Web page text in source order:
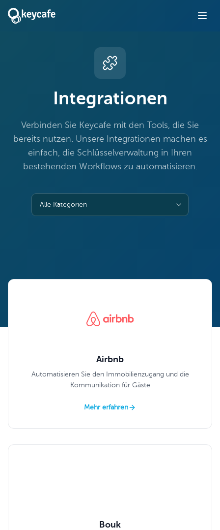
Integrationen
Verbinden Sie Keycafe mit den Tools, die Sie
bereits nutzen. Unsere Integrationen machen es
einfach, die Schlüsselverwaltung in Ihren
bestehenden Workflows zu automatisieren.
Airbnb
Automatisieren Sie den Immobilienzugang und die
Kommunikation für Gäste
Mehr erfahren
Bouk